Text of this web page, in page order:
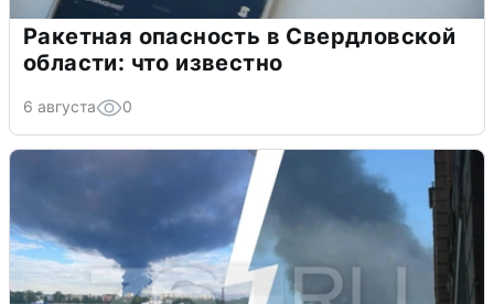
Ракетная опасность в Свердловской
области: что известно
6 августа 0